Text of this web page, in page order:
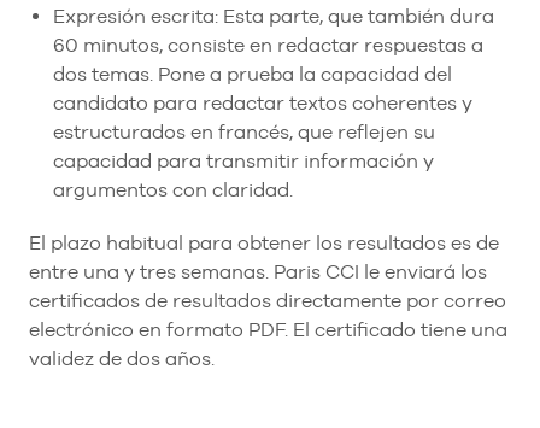
Expresión escrita: Esta parte, que también dura
60 minutos, consiste en redactar respuestas a
dos temas. Pone a prueba la capacidad del
candidato para redactar textos coherentes y
estructurados en francés, que reflejen su
capacidad para transmitir información y
argumentos con claridad.
El plazo habitual para obtener los resultados es de
entre una y tres semanas. Paris CCI le enviará los
certificados de resultados directamente por correo
electrónico en formato PDF. El certificado tiene una
validez de dos años.